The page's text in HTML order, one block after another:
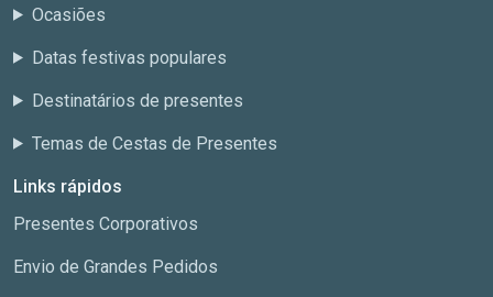
Ocasiões
Datas festivas populares
Destinatários de presentes
Temas de Cestas de Presentes
Links rápidos
Presentes Corporativos
Envio de Grandes Pedidos